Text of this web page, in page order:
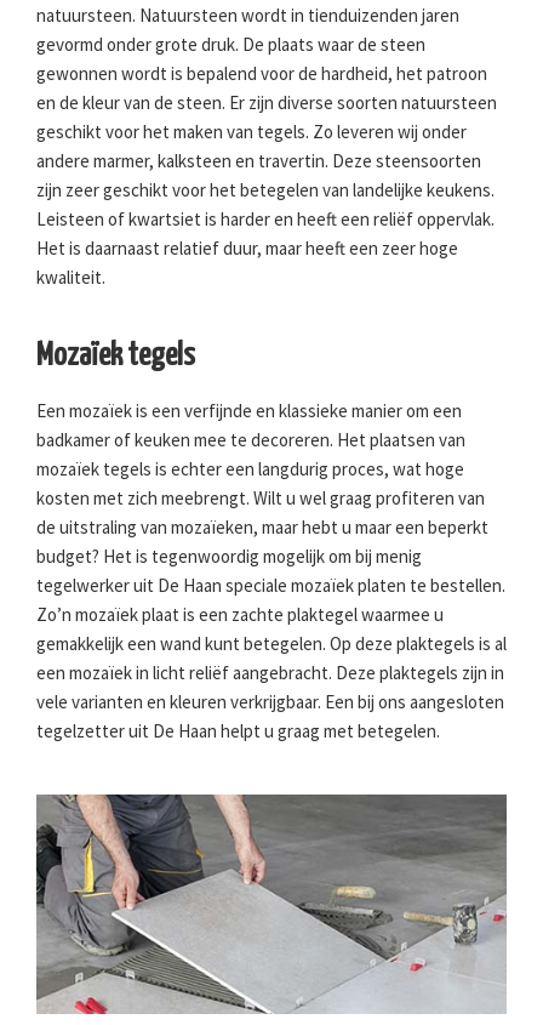
natuursteen. Natuursteen wordt in tienduizenden jaren
gevormd onder grote druk. De plaats waar de steen
gewonnen wordt is bepalend voor de hardheid, het patroon
en de kleur van de steen. Er zijn diverse soorten natuursteen
geschikt voor het maken van tegels. Zo leveren wij onder
andere marmer, kalksteen en travertin. Deze steensoorten
zijn zeer geschikt voor het betegelen van landelijke keukens.
Leisteen of kwartsiet is harder en heeft een reliëf oppervlak.
Het is daarnaast relatief duur, maar heeft een zeer hoge
kwaliteit.
Mozaïek tegels
Een mozaïek is een verfijnde en klassieke manier om een
badkamer of keuken mee te decoreren. Het plaatsen van
mozaïek tegels is echter een langdurig proces, wat hoge
kosten met zich meebrengt. Wilt u wel graag profiteren van
de uitstraling van mozaïeken, maar hebt u maar een beperkt
budget? Het is tegenwoordig mogelijk om bij menig
tegelwerker uit De Haan speciale mozaïek platen te bestellen.
Zo’n mozaïek plaat is een zachte plaktegel waarmee u
gemakkelijk een wand kunt betegelen. Op deze plaktegels is al
een mozaïek in licht reliëf aangebracht. Deze plaktegels zijn in
vele varianten en kleuren verkrijgbaar. Een bij ons aangesloten
tegelzetter uit De Haan helpt u graag met betegelen.